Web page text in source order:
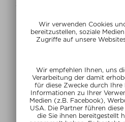
Exclusive
SUMMER20